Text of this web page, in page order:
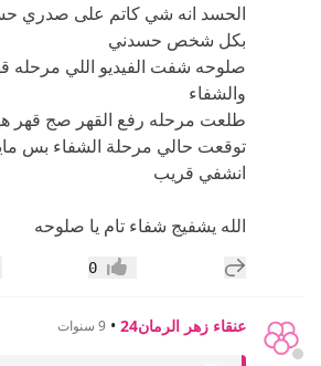
الحسد انه شي كاتم على صدري
بكل شخص حسدني
صلوحه شفت الفيديو اللي مرحله
والشفاء
طلعت مرحله رفع القهر صج قهر
توقعت حالي مرحلة الشفاء بس
انشفي قريب
الله يشفيج شفاء تام يا صلوحه
إضافة رد جديد إعجاب0
عنقاء زهر الرمان24 • 9 سنوات